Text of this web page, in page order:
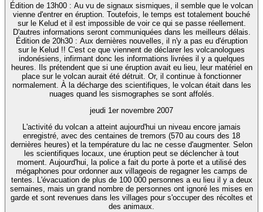
Édition de 13h00 : Au vu de signaux sismiques, il semble que le volcan
vienne d'entrer en éruption. Toutefois, le temps est totalement bouché
sur le Kelud et il est impossible de voir ce qui se passe réellement.
D'autres informations seront communiquées dans les meilleurs délais.
Édition de 20h30 : Aux dernières nouvelles, il n'y a pas eu d'éruption
sur le Kelud !! C'est ce que viennent de déclarer les volcanologues
indonésiens, infirmant donc les informations livrées il y a quelques
heures. Ils prétendent que si une éruption avait eu lieu, leur matériel en
place sur le volcan aurait été détruit. Or, il continue à fonctionner
normalement. À la décharge des scientifiques, le volcan était dans les
nuages quand les sismographes se sont affolés.
jeudi 1er novembre 2007
L'activité du volcan a atteint aujourd'hui un niveau encore jamais
enregistré, avec des centaines de tremors (570 au cours des 18
dernières heures) et la température du lac ne cesse d'augmenter. Selon
les scientifiques locaux, une éruption peut se déclencher à tout
moment. Aujourd'hui, la police a fait du porte à porte et a utilisé des
mégaphones pour ordonner aux villageois de regagner les camps de
tentes. L'évacuation de plus de 100 000 personnes a eu lieu il y a deux
semaines, mais un grand nombre de personnes ont ignoré les mises en
garde et sont revenues dans les villages pour s'occuper des récoltes et
des animaux.